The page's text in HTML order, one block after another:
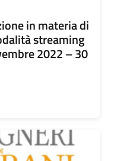
in materia di
streaming
2022 – 30